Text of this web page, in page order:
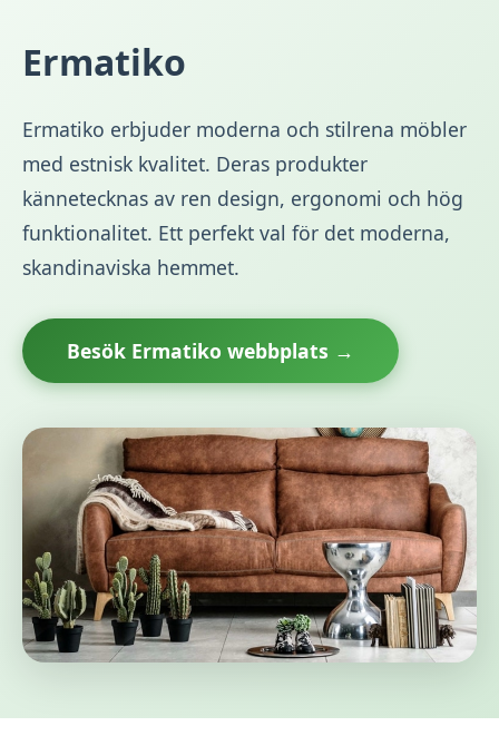
Ermatiko
Ermatiko erbjuder moderna och stilrena möbler
med estnisk kvalitet. Deras produkter
kännetecknas av ren design, ergonomi och hög
funktionalitet. Ett perfekt val för det moderna,
skandinaviska hemmet.
Besök Ermatiko webbplats →